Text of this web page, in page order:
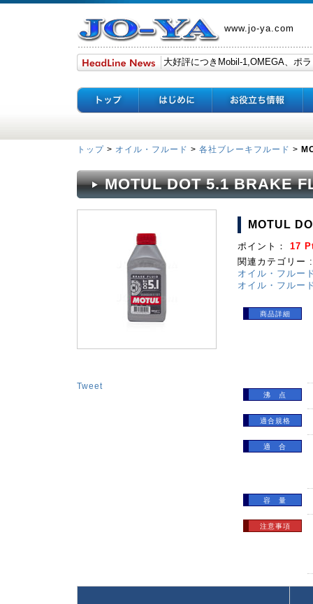
www.jo-ya.com
トップ > オイル・フルード > 各社ブレーキフルード >
MOTUL DOT 5.1 BRAKE
Tweet
MOTUL
ポイント： 17
関連カテゴリー :
オイル・フルー
オイル・フルー
商品詳細
沸 点
適合規格
適 合
容 量
注意事項